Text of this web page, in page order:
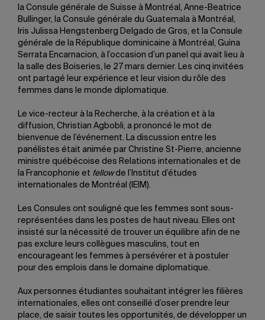
la Consule générale de Suisse à Montréal, Anne-Beatrice
Bullinger, la Consule générale du Guatemala à Montréal,
Iris Julissa Hengstenberg Delgado de Gros, et la Consule
générale de la République dominicaine à Montréal, Guina
Serrata Encarnacion, à l’occasion d’un panel qui avait lieu à
la salle des Boiseries, le 27 mars dernier. Les cinq invitées
ont partagé leur expérience et leur vision du rôle des
femmes dans le monde diplomatique.
Le vice-recteur à la Recherche, à la création et à la
diffusion, Christian Agbobli, a prononcé le mot de
bienvenue de l’événement. La discussion entre les
panélistes était animée par Christine St-Pierre, ancienne
ministre québécoise des Relations internationales et de
la Francophonie et fellowde l’Institut d’études
internationales de Montréal (IEIM).
Les Consules ont souligné que les femmes sont sous-
représentées dans les postes de haut niveau. Elles ont
insisté sur la nécessité de trouver un équilibre afin de ne
pas exclure leurs collègues masculins, tout en
encourageant les femmes à persévérer et à postuler
pour des emplois dans le domaine diplomatique.
Aux personnes étudiantes souhaitant intégrer les filières
internationales, elles ont conseillé d’oser prendre leur
place, de saisir toutes les opportunités, de développer un